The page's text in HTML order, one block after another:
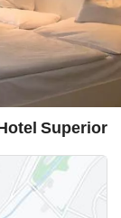
Superior